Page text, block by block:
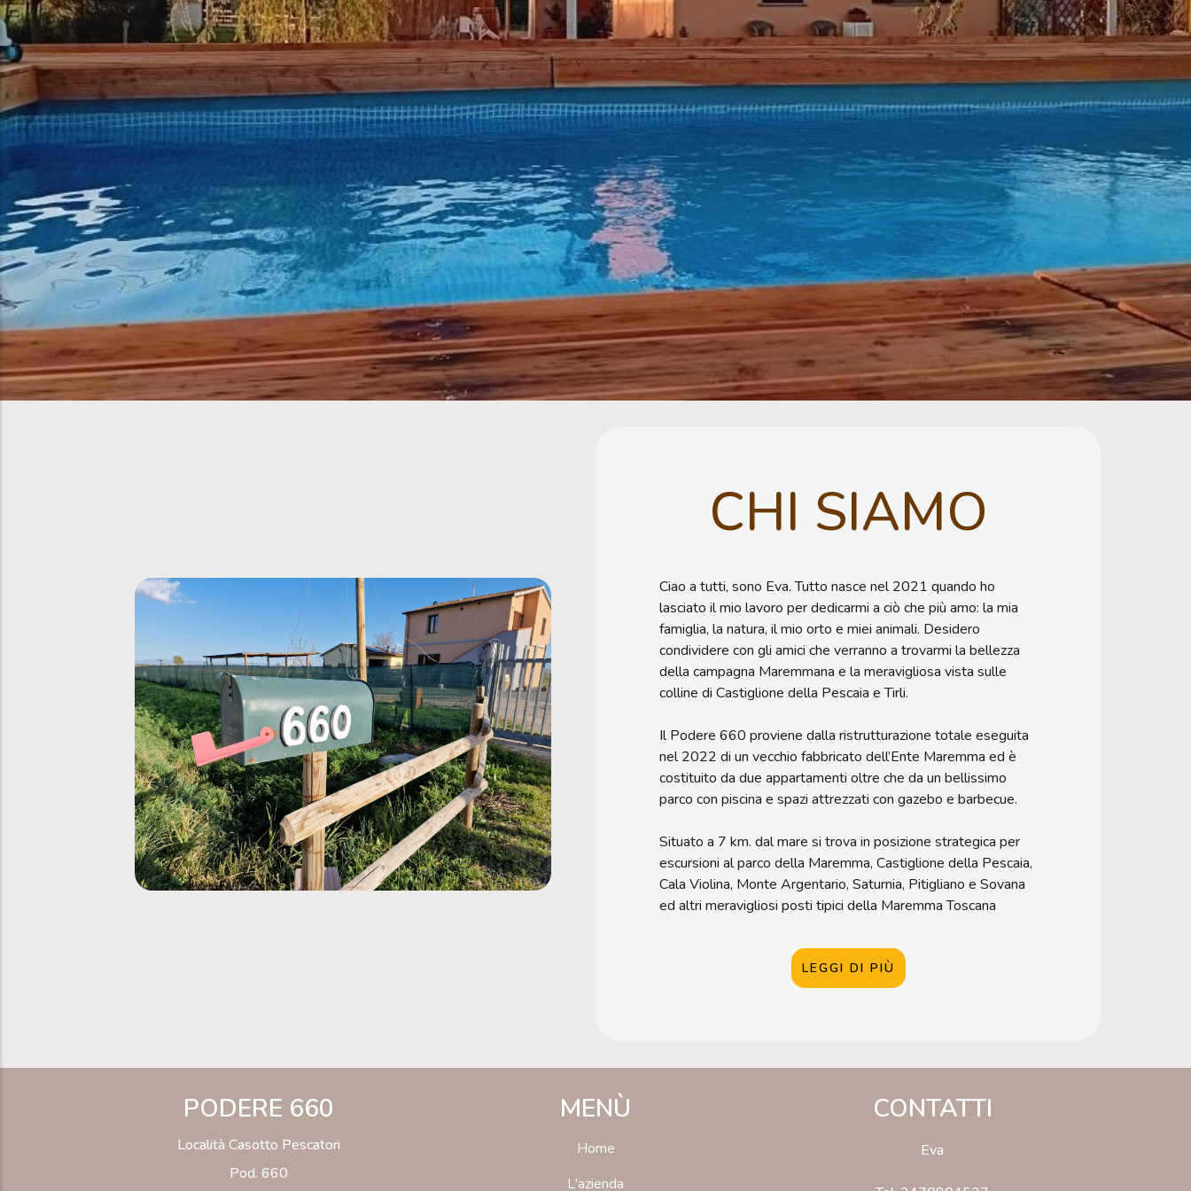
CHI SIAMO
Ciao a tutti, sono Eva. Tutto nasce nel 2021 quando ho
lasciato il mio lavoro per dedicarmi a ciò che più amo: la mia
famiglia, la natura, il mio orto e miei animali. Desidero
condividere con gli amici che verranno a trovarmi la bellezza
della campagna Maremmana e la meravigliosa vista sulle
colline di Castiglione della Pescaia e Tirli.
Il Podere 660 proviene dalla ristrutturazione totale eseguita
nel 2022 di un vecchio fabbricato dell’Ente Maremma ed è
costituito da due appartamenti oltre che da un bellissimo
parco con piscina e spazi attrezzati con gazebo e barbecue.
Situato a 7 km. dal mare si trova in posizione strategica per
escursioni al parco della Maremma, Castiglione della Pescaia,
Cala Violina, Monte Argentario, Saturnia, Pitigliano e Sovana
ed altri meravigliosi posti tipici della Maremma Toscana
LEGGI DI PIÙ
PODERE 660
Località Casotto Pescatori
Pod. 660
MENÙ
Home
L'azienda
CONTATTI
Eva